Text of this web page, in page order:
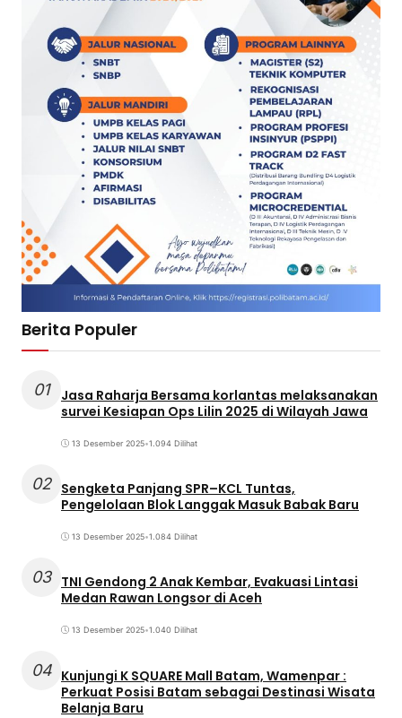
Berita Populer
01
Jasa Raharja Bersama korlantas melaksanakan
survei Kesiapan Ops Lilin 2025 di Wilayah Jawa
13 Desember 2025•1.094 Dilihat
02 Sengketa Panjang SPR–KCL Tuntas,
Pengelolaan Blok Langgak Masuk Babak Baru
13 Desember 2025•1.084 Dilihat
03 TNI Gendong 2 Anak Kembar, Evakuasi Lintasi
Medan Rawan Longsor di Aceh
13 Desember 2025•1.040 Dilihat
04 Kunjungi K SQUARE Mall Batam, Wamenpar :
Perkuat Posisi Batam sebagai Destinasi Wisata
Belanja Baru